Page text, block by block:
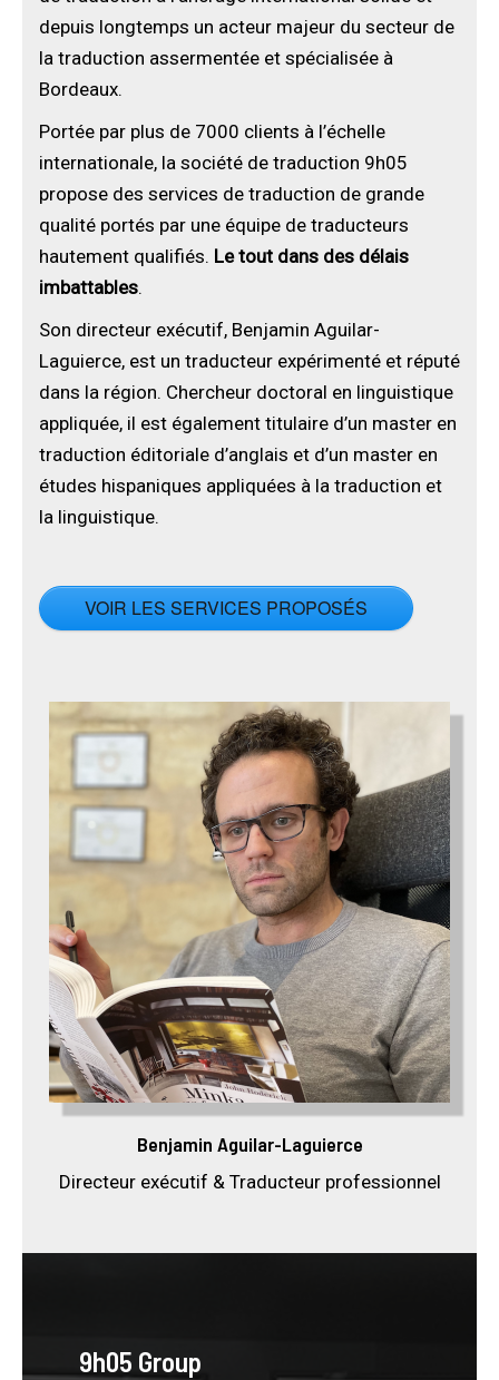
depuis longtemps un acteur majeur du secteur de
la traduction assermentée et spécialisée à
Bordeaux.
Portée par plus de 7000 clients à l’échelle
internationale, la société de traduction 9h05
propose des services de traduction de grande
qualité portés par une équipe de traducteurs
hautement qualifiés. Le tout dans des délais
imbattables.
Son directeur exécutif, Benjamin Aguilar-
Laguierce, est un traducteur expérimenté et réputé
dans la région. Chercheur doctoral en linguistique
appliquée, il est également titulaire d’un master en
traduction éditoriale d’anglais et d’un master en
études hispaniques appliquées à la traduction et
la linguistique.
VOIR LES SERVICES PROPOSÉS
Benjamin Aguilar-Laguierce
Directeur exécutif & Traducteur professionnel
9h05 Group